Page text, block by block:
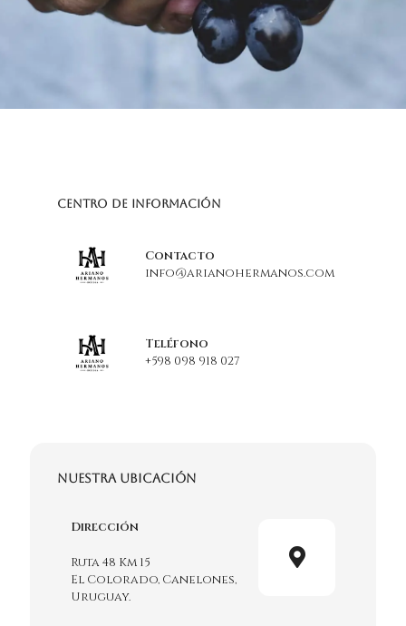
Centro de Información
Contacto
info@arianohermanos.com
Teléfono
+598 098 918 027
Nuestra ubicación
Dirección
Ruta 48 Km 15
El Colorado, Canelones,
Uruguay.